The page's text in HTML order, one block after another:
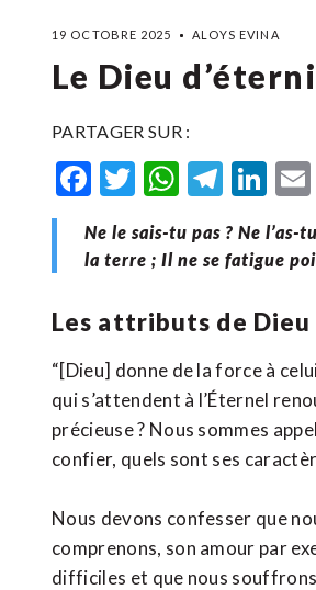
19 OCTOBRE 2025 ALOYS EVINA
Le Dieu
PARTAGER SUR :
Facebook
Twitter
Ne le sais-tu pas ? Ne
la terre ; Il ne se fatigue
Les attributs de Dieu
“[Dieu] donne de la force à
qui s’attendent à l’Éternel
précieuse ? Nous sommes
confier, quels sont ses
Nous devons confesser que
comprenons, son amour par
difficiles et que nous souffrons